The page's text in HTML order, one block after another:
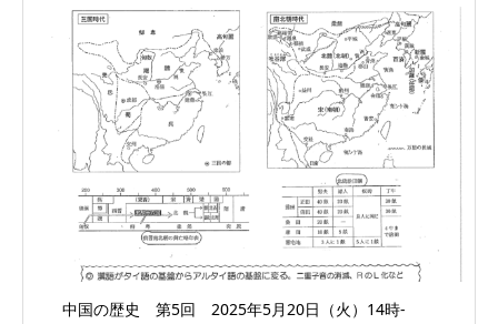
中国の歴史 第5回 2025年5月20日（火）14時-